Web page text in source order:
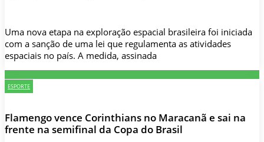
Uma nova etapa na exploração espacial brasileira foi iniciada
com a sanção de uma lei que regulamenta as atividades
espaciais no país. A medida, assinada
ESPORTE
Flamengo vence Corinthians no Maracanã e sai na
frente na semifinal da Copa do Brasil